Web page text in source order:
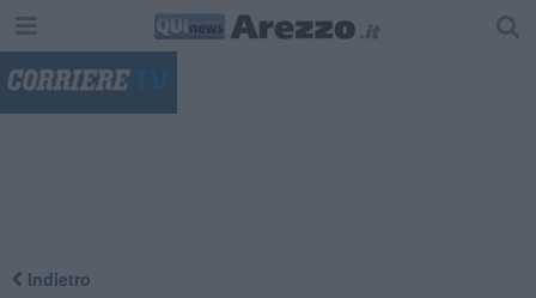
Indietro